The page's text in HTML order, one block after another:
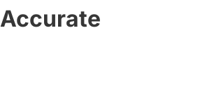
Accurate